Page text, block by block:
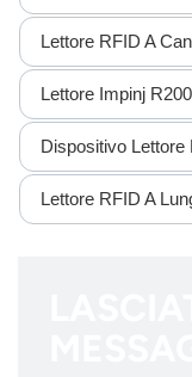
Lettore RFID A
Lettore Impinj
Dispositivo Lettore
Lettore RFID A